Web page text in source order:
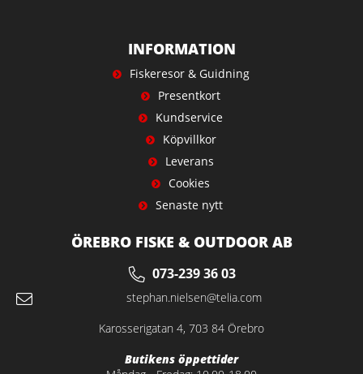
INFORMATION
Fiskeresor & Guidning
Presentkort
Kundservice
Köpvillkor
Leverans
Cookies
Senaste nytt
ÖREBRO FISKE & OUTDOOR AB
073-239 36 03
stephan.nielsen@telia.com
Karosserigatan 4, 703 84 Örebro
Butikens öppettider